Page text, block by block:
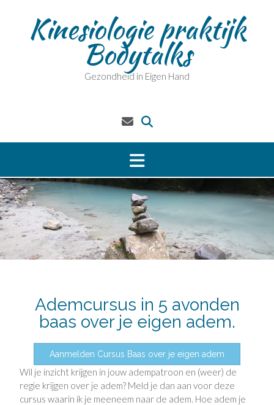
Kinesiologie praktijk
Bodytalks
Gezondheid in Eigen Hand
Ademcursus in 5 avonden
baas over je eigen adem.
Aanmelden Cursus Baas over je eigen adem
Wil je inzicht krijgen in jouw adempatroon en (weer) de
regie krijgen over je adem? Meld je dan aan voor deze
cursus waarin ik je meeneem naar de adem. Hoe adem je